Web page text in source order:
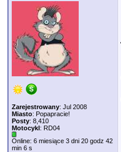
Zarejestrowany: Jul 2008
Miasto: Popapracie!
Posty: 8,410
Motocykl: RD04
Online: 6 miesiące 3 dni 20 godz 42
min 6 s